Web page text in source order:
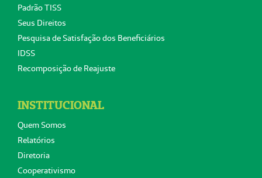
Padrão TISS
Seus Direitos
Pesquisa de Satisfação dos Beneficiários
IDSS
Recomposição de Reajuste
INSTITUCIONAL
Quem Somos
Relatórios
Diretoria
Cooperativismo